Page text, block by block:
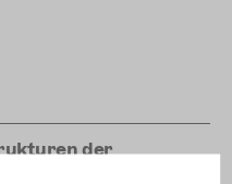
der